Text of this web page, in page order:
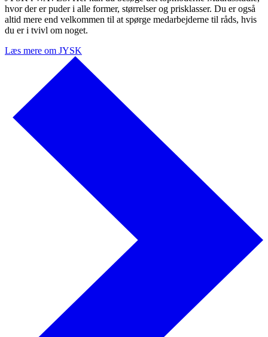
hvor der er puder i alle former, størrelser og prisklasser. Du er også
altid mere end velkommen til at spørge medarbejderne til råds, hvis
du er i tvivl om noget.
Læs mere om JYSK